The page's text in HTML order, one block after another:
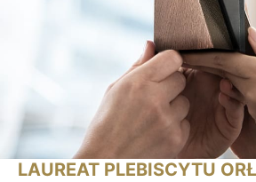
LAUREAT PLEBISCYTU